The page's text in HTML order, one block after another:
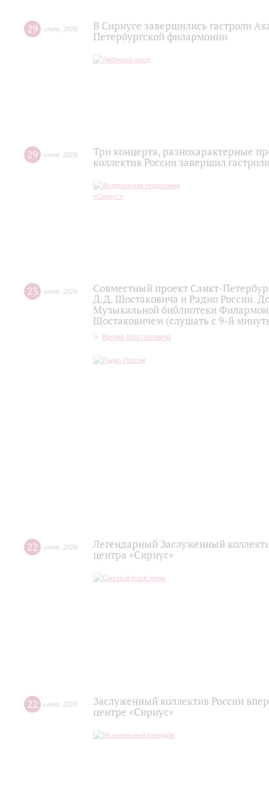
29 июля 2026
В Сириусе завершились гастроли
Петербургской филармонии
29 июля 2026
Три концерта, разнохарактерные
коллектив России завершил
23 июля 2026
Совместный проект Санкт-
Д.Д. Шостаковича и Радио России.
Музыкальной библиотеки
Шостаковичем (слушать с 9-й
Время Шостаковича
22 июля 2026
Легендарный Заслуженный
центра «Сириус»
22 июля 2026
Заслуженный коллектив России
центре «Сириус»